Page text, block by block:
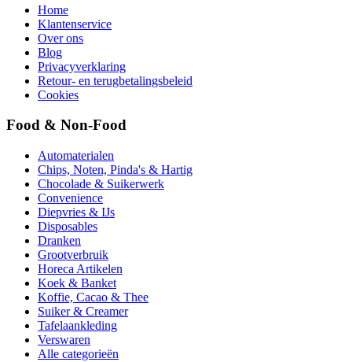
Home
Klantenservice
Over ons
Blog
Privacyverklaring
Retour- en terugbetalingsbeleid
Cookies
Food & Non-Food
Automaterialen
Chips, Noten, Pinda's & Hartig
Chocolade & Suikerwerk
Convenience
Diepvries & IJs
Disposables
Dranken
Grootverbruik
Horeca Artikelen
Koek & Banket
Koffie, Cacao & Thee
Suiker & Creamer
Tafelaankleding
Verswaren
Alle categorieën